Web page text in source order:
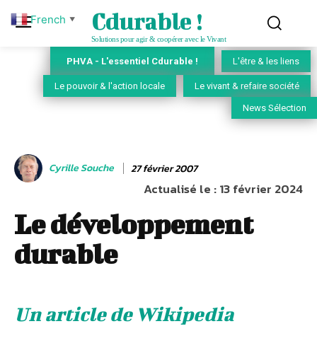
Cdurable !
Solutions pour agir & coopérer avec le Vivant
PHVA - L'essentiel Cdurable ! L'être & les liens
Le pouvoir & l'action locale Le vivant & refaire société
News Sélection
Cyrille Souche 27 février 2007
Actualisé le :13 février 2024
Le développement
durable
Un article de Wikipedia
French ▼